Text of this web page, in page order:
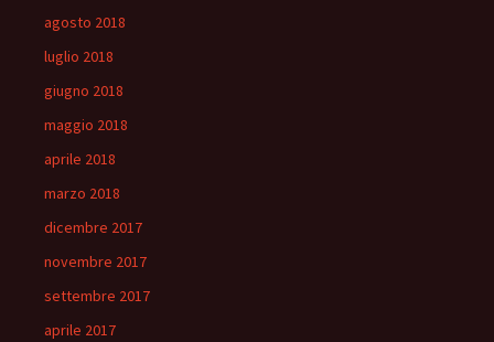
agosto 2018
luglio 2018
giugno 2018
maggio 2018
aprile 2018
marzo 2018
dicembre 2017
novembre 2017
settembre 2017
aprile 2017